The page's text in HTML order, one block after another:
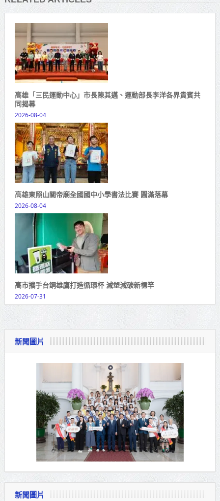
高雄「三民運動中心」市長陳其邁、運動部長李洋各界貴賓共
同揭幕
2026-08-04
高雄東照山關帝廟全國國中小學書法比賽 圓滿落幕
2026-08-04
高市攜手台鋼雄鷹打造循環杯 減塑減碳新標竿
2026-07-31
新聞圖片
新聞圖片